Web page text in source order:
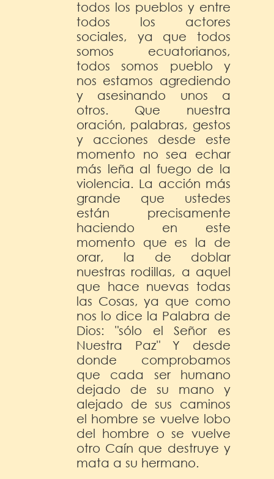
todos los pueblos y entre
todos los actores
sociales, ya que todos
somos ecuatorianos,
todos somos pueblo y
nos estamos agrediendo
y asesinando unos a
otros. Que nuestra
oración, palabras, gestos
y acciones desde este
momento no sea echar
más leña al fuego de la
violencia. La acción más
grande que ustedes
están precisamente
haciendo en este
momento que es la de
orar, la de doblar
nuestras rodillas, a aquel
que hace nuevas todas
las Cosas, ya que como
nos lo dice la Palabra de
Dios: "sólo el Señor es
Nuestra Paz" Y desde
donde comprobamos
que cada ser humano
dejado de su mano y
alejado de sus caminos
el hombre se vuelve lobo
del hombre o se vuelve
otro Caín que destruye y
mata a su hermano.